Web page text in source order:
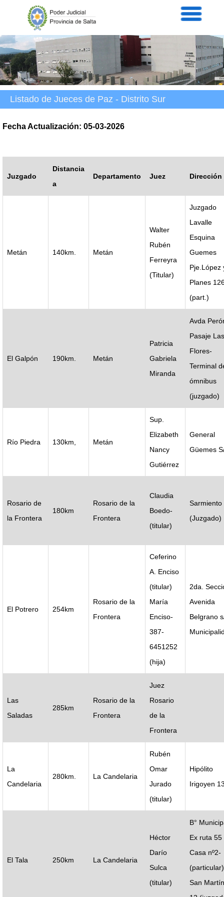
Servicios
Prensa
Intranet
Contacto
Listado de Jueces de Paz - Distrito Sur
Fecha Actualización: 05-03-2026
Juzgado
Distancia
a
Departamento Juez Dirección
Metán 140km. Metán
Walter
Rubén
Ferreyra
(Titular)
Juzgado
Lavalle
Esquina
Guemes
Pje.López
Planes
(part.)
El Galpón 190km. Metán
Patricia
Gabriela
Miranda
Avda
Pasaje Las
Flores-
Terminal
ómnibus
(juzgado)
Río Piedra 130km, Metán
Sup.
Elizabeth
Nancy
Gutiérrez
General
Güemes
Rosario de
la Frontera
180km
Rosario de la
Frontera
Claudia
Boedo-
(titular)
Sarmiento
(Juzgado)
El Potrero 254km
Rosario de la
Frontera
Ceferino
A. Enciso
(titular)
María
Enciso-
387-
6451252
(hija)
2da.
Avenida
Belgrano
Las
Saladas
285km
Rosario de la
Frontera
Juez
Rosario
de la
Frontera
La
Candelaria
280km. La Candelaria
Rubén
Omar
Jurado
(titular)
Hipólito
Irigoyen
El Tala 250km La Candelaria
Héctor
Darío
Sulca
(titular)
B°
Ex ruta 55
Casa nº2-
(particular)
San